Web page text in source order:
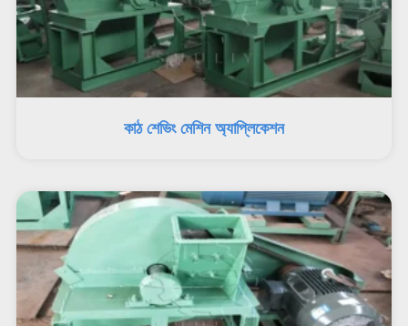
কাঠ শেভিং মেশিন অ্যাপ্লিকেশন